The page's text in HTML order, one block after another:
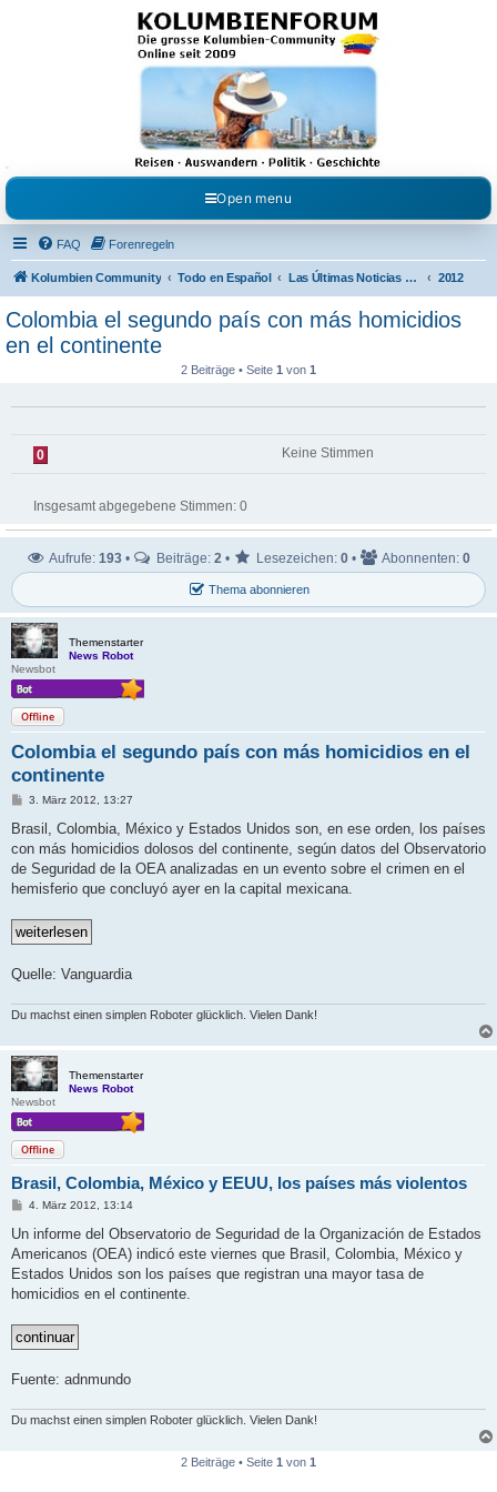
Kolumbienforum - Das
grosse Forum der
Freunde Kolumbiens
Reisen, Auswandern, Kultur, Politik, Geschichte und Visum in Kolumbien und Venezuela.
Austausch, Erfahrungen und Gemeinschaft im Kolumbienforum
Open menu
FAQ Forenregeln
Kolumbien Community Todo en Español Las Últimas Noticias en Español 2012
Colombia el segundo país con más homicidios
en el continente
2 Beiträge • Seite 1 von 1
0 Keine Stimmen
Insgesamt abgegebene Stimmen: 0
Thema abonnieren
Aufrufe: 193 • Beiträge: 2 • Lesezeichen: 0 • Abonnenten: 0
Themenstarter
News Robot
Newsbot
Offline
Colombia el segundo país con más homicidios en el
continente
B
i
r
a
3. März 2012, 13:27
Brasil, Colombia, México y Estados Unidos son, en ese orden, los países
con más homicidios dolosos del continente, según datos del Observatorio
de Seguridad de la OEA analizadas en un evento sobre el crimen en el
hemisferio que concluyó ayer en la capital mexicana.
Quelle: Vanguardia
Du machst einen simplen Roboter glücklich. Vielen Dank!
Themenstarter
News Robot
Newsbot
Offline
Brasil, Colombia, México y EEUU, los países más violentos
B
i
r
a
4. März 2012, 13:14
Un informe del Observatorio de Seguridad de la Organización de Estados
Americanos (OEA) indicó este viernes que Brasil, Colombia, México y
Estados Unidos son los países que registran una mayor tasa de
homicidios en el continente.
Fuente: adnmundo
Du machst einen simplen Roboter glücklich. Vielen Dank!
2 Beiträge • Seite 1 von 1